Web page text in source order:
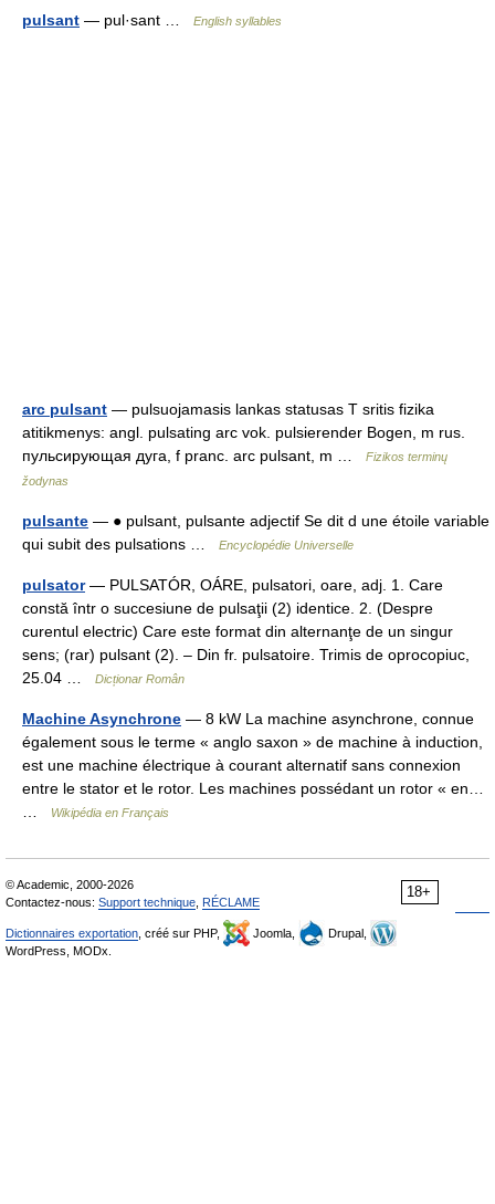
pulsant — pul·sant … English syllables
arc pulsant — pulsuojamasis lankas statusas T sritis fizika
atitikmenys: angl. pulsating arc vok. pulsierender Bogen, m rus.
пульсирующая дуга, f pranc. arc pulsant, m …
Fizikos terminų
žodynas
pulsante — ● pulsant, pulsante adjectif Se dit d une étoile variable
qui subit des pulsations …
Encyclopédie Universelle
pulsator— PULSATÓR, OÁRE, pulsatori, oare, adj. 1. Care
constă într o succesiune de pulsaţii (2) identice. 2. (Despre
curentul electric) Care este format din alternanţe de un singur
sens; (rar) pulsant (2). – Din fr. pulsatoire. Trimis de oprocopiuc,
25.04 …
Dicționar Român
Machine Asynchrone — 8 kW La machine asynchrone, connue
également sous le terme « anglo saxon » de machine à induction,
est une machine électrique à courant alternatif sans connexion
entre le stator et le rotor. Les machines possédant un rotor « en…
Wikipédia en Français
18+
© Academic, 2000-2026
Contactez-nous: Support technique RÉCLAME
Dictionnaires exportation , créé sur PHP, Joomla,
Drupal,
WordPress, MODx.